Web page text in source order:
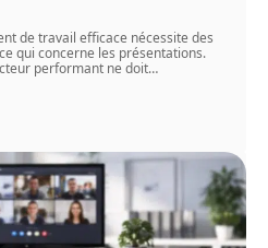
de travail efficace nécessite des
qui concerne les présentations.
performant ne doit…